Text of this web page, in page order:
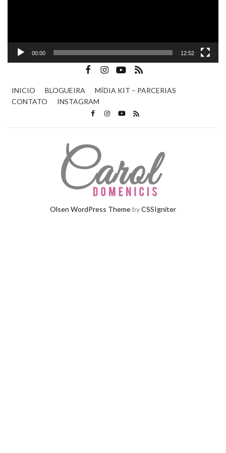
00:00 12:52
INICIO BLOGUEIRA
MÍDIA KIT – PARCERIAS
CONTATO
INSTAGRAM
Olsen WordPress ThemebyCSSIgniter